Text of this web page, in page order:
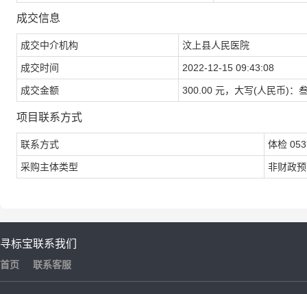
成交信息
成交中介机构 汶上县人民医院
成交时间 2022-12-15 09:43:08
成交金额 300.00 元，大写(人民币)：
项目联系方式
联系方式 体检
采购主体类型 非财政
寻标宝
首页
联系我们
联系客服